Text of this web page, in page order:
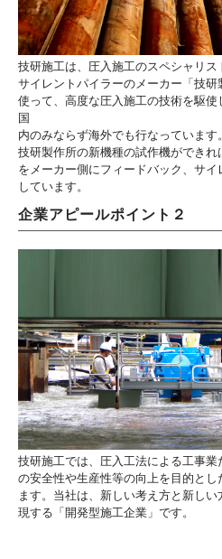
技研施工は、圧入施工のスペシャリス
サイレントパイラーのメーカー「技
使って、高度な圧入施工の技術を駆
国
内のみならず海外でも行なっています。
技研製作所の新機種の試作機ができ
をメーカー側にフィードバック、サ
しています。
企業アピールポイント２
技研施工では、圧入工法による工事
の安全性や生産性等の向上を目的と
ます。当社は、新しい考え方と新し
現する「開発型施工企業」です。